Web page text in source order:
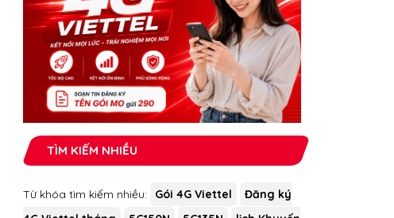
TÌM KIẾM NHIỀU
Từ khóa tìm kiếm nhiều: Gói 4G Viettel
Đăng ký